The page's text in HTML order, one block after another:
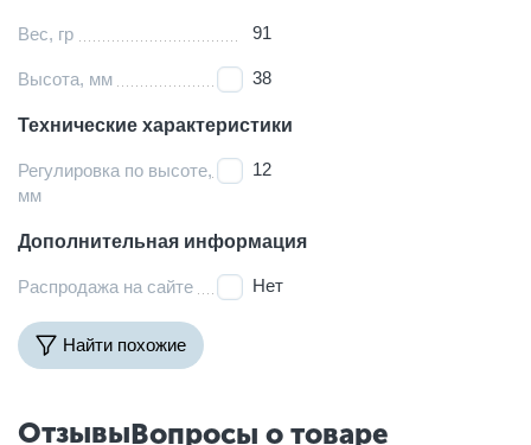
Вес, гр 91
Высота, мм 38
Технические характеристики
Регулировка по высоте,
мм
12
Дополнительная информация
Распродажа на сайте Нет
Найти похожие
ОтзывыВопросы о товаре